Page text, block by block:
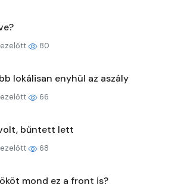
80
lokálisan enyhül az aszály
66
bűntett lett
68
mond ez a front is?